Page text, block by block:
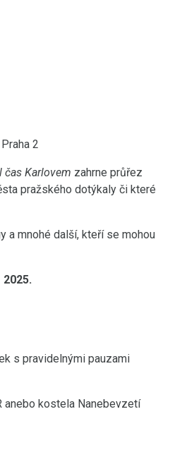
2
čas Karlovem zahrne průřez
pražského dotýkaly či které
a mnohé další, kteří se mohou
2025.
s pravidelnými pauzami
anebo kostela Nanebevzetí